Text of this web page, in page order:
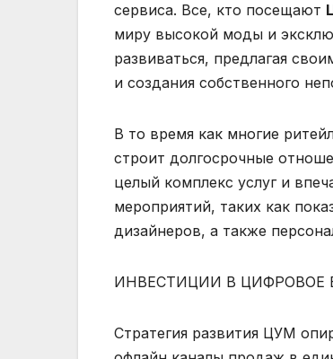
сервиса. Все, кто посещают
миру высокой моды и
развиваться, предлагая
и создания собственного
В то время как многие
строит долгосрочные
целый комплекс услуг и
мероприятий, таких как
дизайнеров, а также
ИНВЕСТИЦИИ В
Стратегия развития ЦУМ